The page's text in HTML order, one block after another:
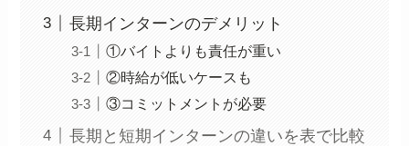
長期インターンのデメリット
①バイトよりも責任が重い
②時給が低いケースも
③コミットメントが必要
長期と短期インターンの違いを表で比較